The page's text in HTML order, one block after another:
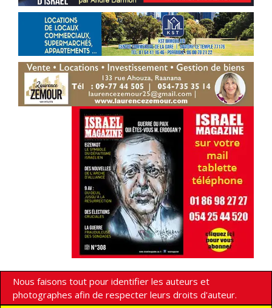
Nous faisons tout pour identifier les auteurs et
photographes afin de respecter leurs droits d'auteur.